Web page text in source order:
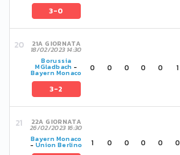
3-0
21A GIORNATA
18/02/2023 14:30
Borussia
MGladbach -
Bayern Monaco
3-2
0 0 0 0 0 1
22A GIORNATA
26/02/2023 16:30
Bayern Monaco
- Union Berlino 1 0 0 0 0 0